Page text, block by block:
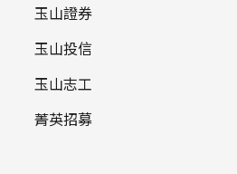
玉山證券
玉山投信
玉山志工
菁英招募